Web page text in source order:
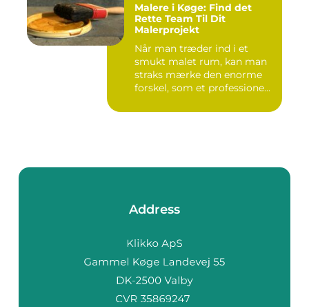
Malere i Køge: Find det
Rette Team Til Dit
Malerprojekt
Når man træder ind i et
smukt malet rum, kan man
straks mærke den enorme
forskel, som et professione...
Address